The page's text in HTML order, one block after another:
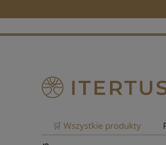
🛒 Wszystkie produkty